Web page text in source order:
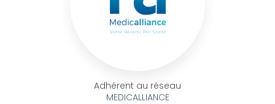
Adhérent au réseau
MEDICALLIANCE